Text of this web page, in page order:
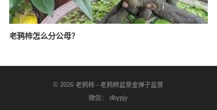
老鸦柿怎么分公母？
© 2026老鸦柿 -老鸦柿盆景金弹子盆景
微信： dbypjy